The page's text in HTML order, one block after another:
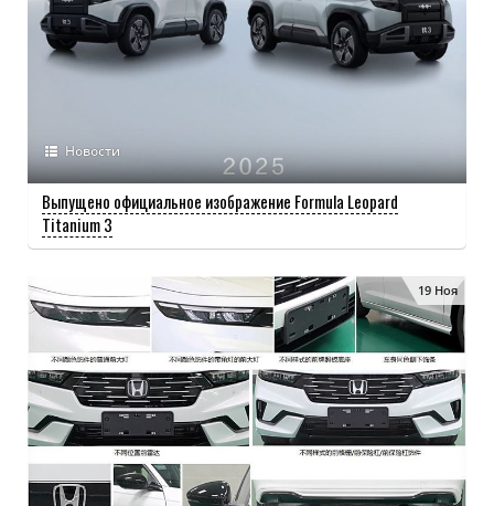
Новости
Выпущено официальное изображение Formula Leopard
Titanium 3
19 Ноя